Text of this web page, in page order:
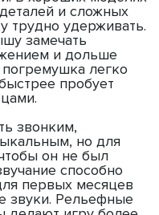
и сложных
трудно удерживать.
замечать
и дольше
легко
пробует
звонким,
но для
он не был
способно
первых месяцев
звуки. Рельефные